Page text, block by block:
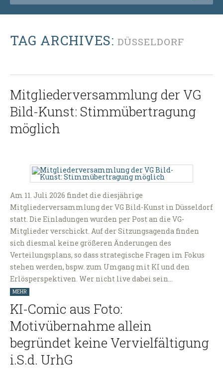
TAG ARCHIVES: DÜSSELDORF
Mitgliederversammlung der VG
Bild-Kunst: Stimmübertragung
möglich
Am 11. Juli 2026 findet die diesjährige
Mitgliederversammlung der VG Bild-Kunst in Düsseldorf
statt. Die Einladungen wurden per Post an die VG-
Mitglieder verschickt. Auf der Sitzungsagenda finden
sich diesmal keine größeren Änderungen des
Verteilungsplans, so dass strategische Fragen im Fokus
stehen werden, bspw. zum Umgang mit KI und den
Erlösperspektiven. Wer nicht live dabei sein…
MEHR
KI-Comic aus Foto:
Motivübernahme allein
begründet keine Vervielfältigung
i.S.d. UrhG